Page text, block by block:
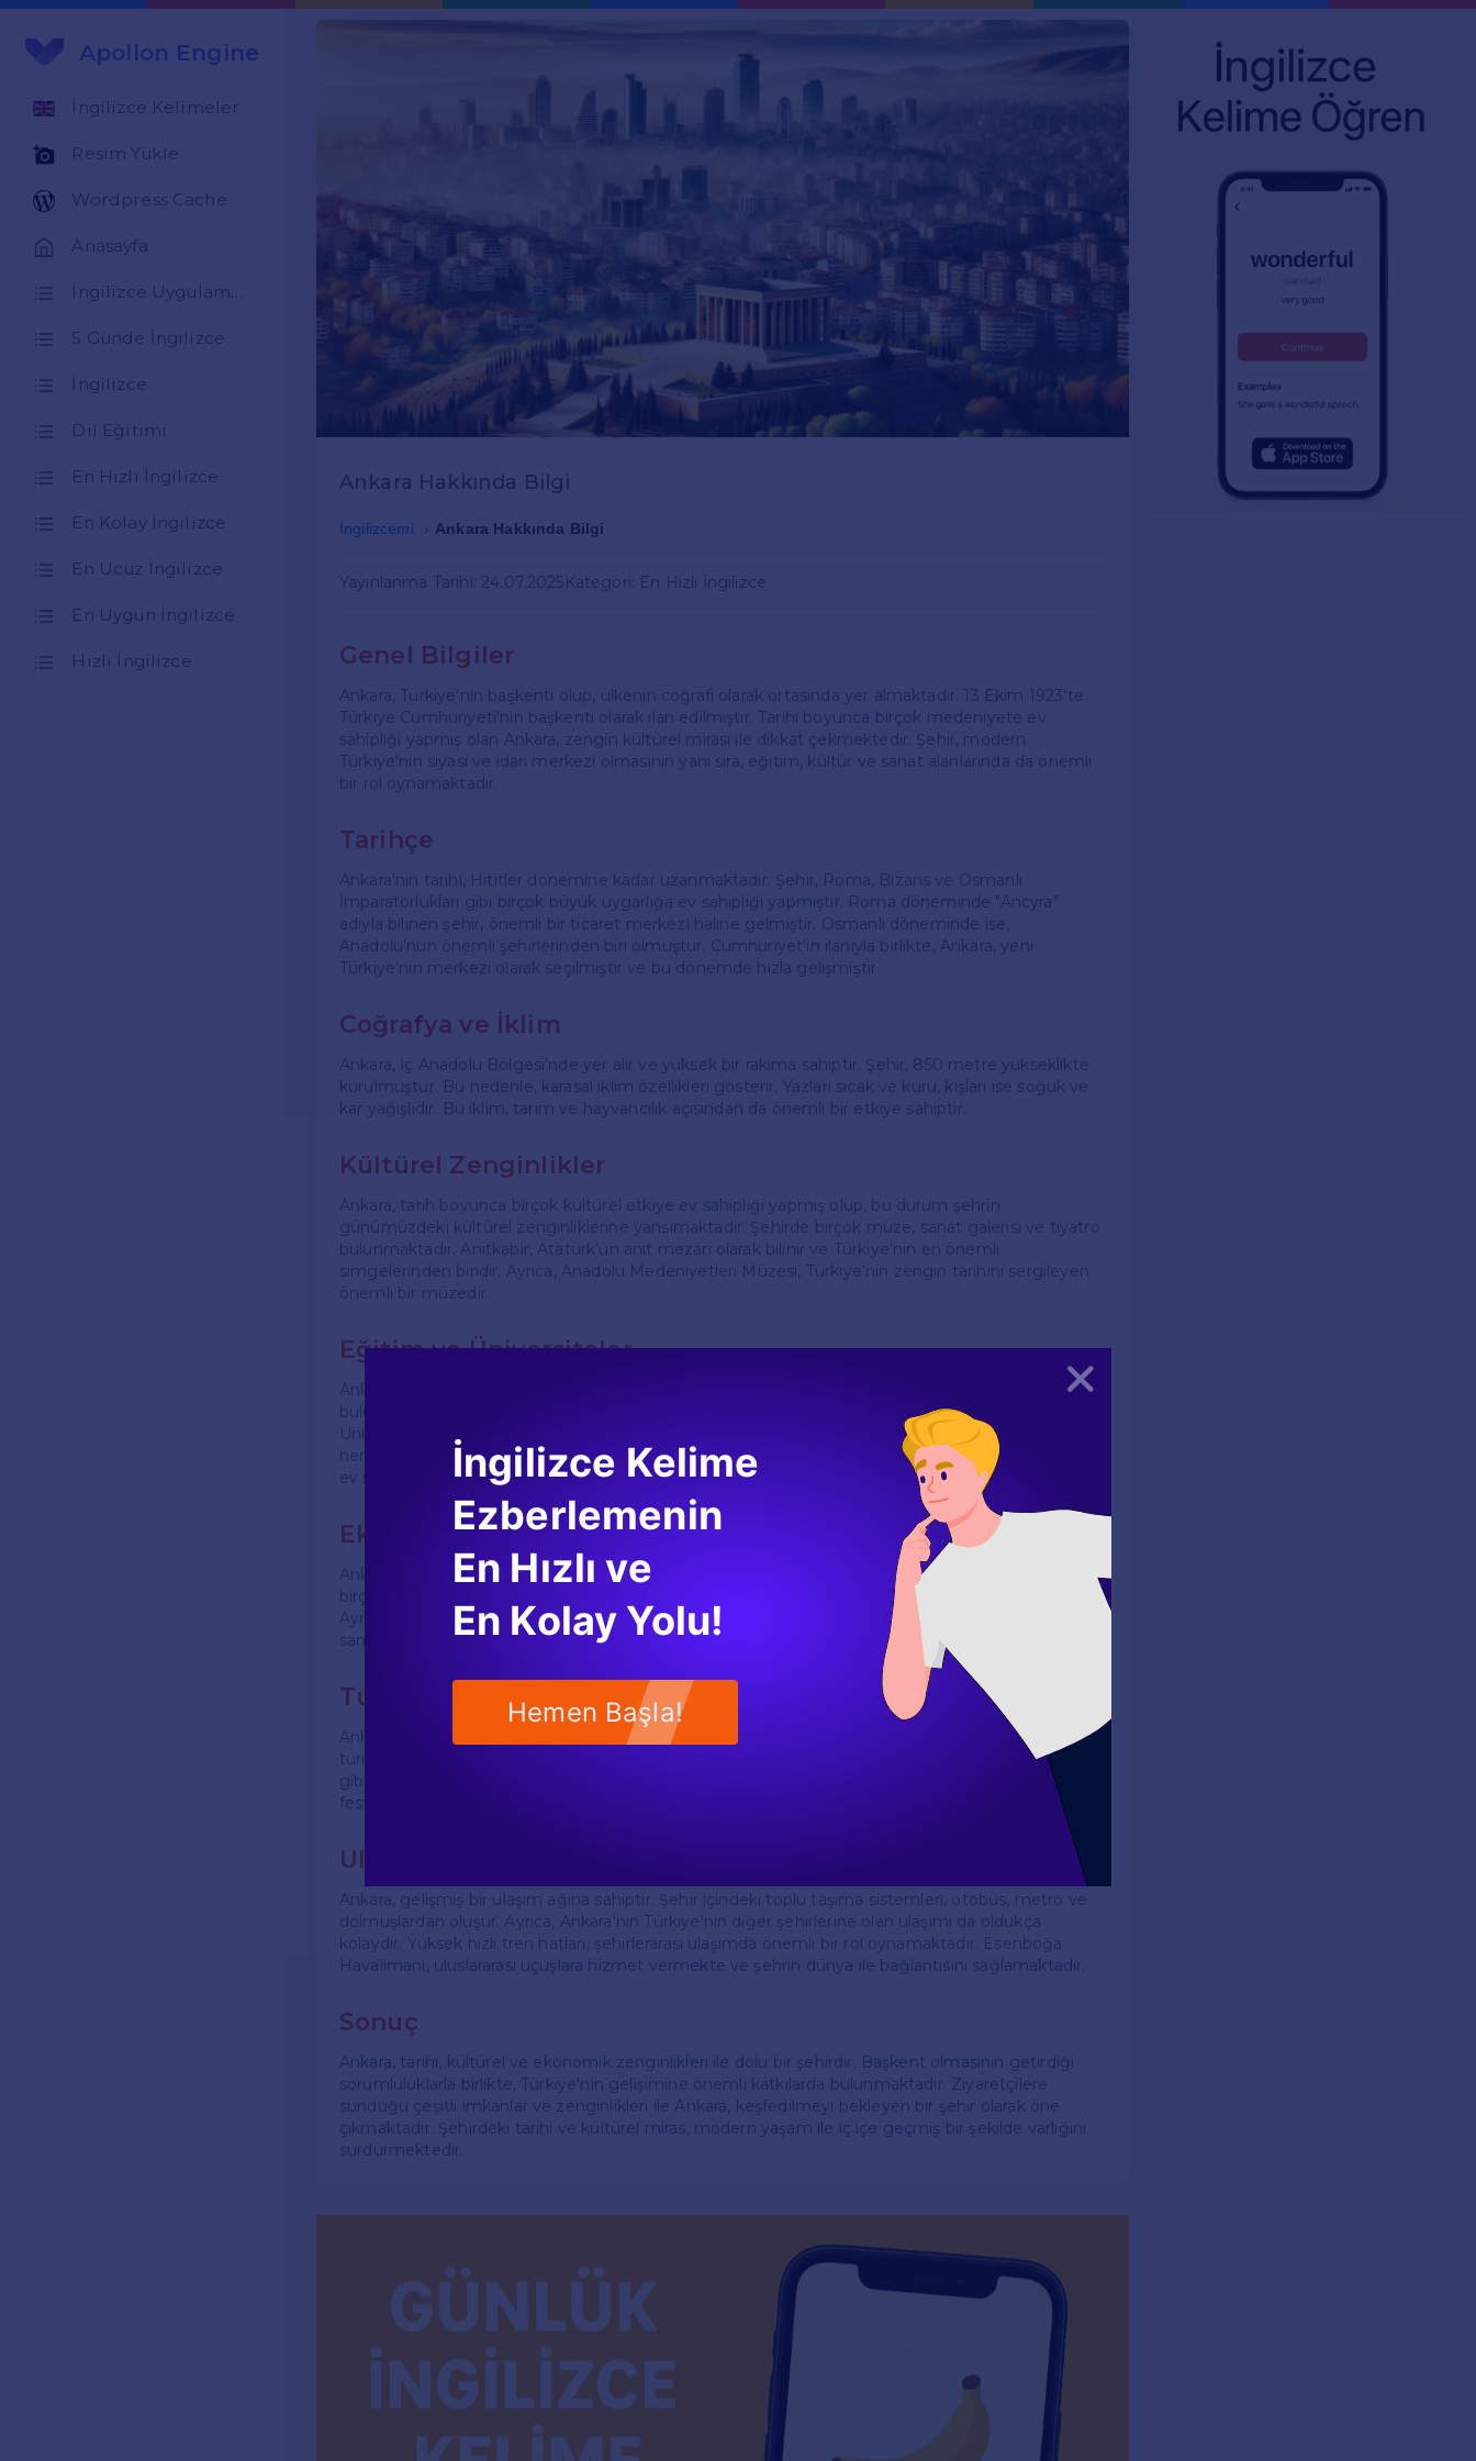
Apollon Engine
İngilizce Kelimeler
Resim Yükle
Wordpress Cache
Anasayfa
5 Günde İngilizce
İngilizce
Dil Eğitimi
En Hızlı İngilizce
En Kolay İngilizce
En Ucuz İngilizce
En Uygun İngilizce
Hızlı İngilizce
Ankara Hakkında Bilgi
İngilizcemi Ankara Hakkında Bilgi
Yayınlanma Tarihi: 24.07.2025 Kategori: En Hızlı İngilizce
Genel Bilgiler
Ankara, Türkiye'nin başkenti olup, ülkenin coğrafi olarak ortasında yer almaktadır. 13 Ekim 1923'te
Türkiye Cumhuriyeti'nin başkenti olarak ilan edilmiştir. Tarihi boyunca birçok medeniyete ev
sahipliği yapmış olan Ankara, zengin kültürel mirası ile dikkat çekmektedir. Şehir, modern
Türkiye'nin siyasi ve idari merkezi olmasının yanı sıra, eğitim, kültür ve sanat alanlarında da önemli
bir rol oynamaktadır.
Tarihçe
Ankara'nın tarihi, Hititler dönemine kadar uzanmaktadır. Şehir, Roma, Bizans ve Osmanlı
İmparatorlukları gibi birçok büyük uygarlığa ev sahipliği yapmıştır. Roma döneminde "Ancyra"
adıyla bilinen şehir, önemli bir ticaret merkezi haline gelmiştir. Osmanlı döneminde ise,
Anadolu'nun önemli şehirlerinden biri olmuştur. Cumhuriyet'in ilanıyla birlikte, Ankara, yeni
Türkiye'nin merkezi olarak seçilmiştir ve bu dönemde hızla gelişmiştir.
Coğrafya ve İklim
Ankara, İç Anadolu Bölgesi'nde yer alır ve yüksek bir rakıma sahiptir. Şehir, 850 metre yükseklikte
kurulmuştur. Bu nedenle, karasal iklim özellikleri gösterir. Yazları sıcak ve kuru, kışları ise soğuk ve
kar yağışlıdır. Bu iklim, tarım ve hayvancılık açısından da önemli bir etkiye sahiptir.
Kültürel Zenginlikler
Ankara, tarih boyunca birçok kültürel etkiye ev sahipliği yapmış olup, bu durum şehrin
günümüzdeki kültürel zenginliklerine yansımaktadır. Şehirde birçok müze, sanat galerisi ve tiyatro
bulunmaktadır. Anıtkabir, Atatürk’ün anıt mezarı olarak bilinir ve Türkiye’nin en önemli
simgelerinden biridir. Ayrıca, Anadolu Medeniyetleri Müzesi, Türkiye’nin zengin tarihini sergileyen
önemli bir müzedir.
Eğitim ve Üniversiteler
Ankara, Türkiye'nin en önemli eğitim merkezlerinden biridir. Şehirde birçok üniversite
bulunmaktadır. Orta Doğu Teknik Üniversitesi (ODTÜ), Hacettepe Üniversitesi ve Ankara
Üniversitesi gibi köklü kurumlar, yükseköğretim alanında önemli bir yere sahiptir. Bu üniversiteler,
hem Türkiye'den hem de yurtdışından birçok öğrenciye eğitim vermekte ve çeşitli araştırmalara
ev sahipliği yapmaktadır.
Ekonomi
Ankara'nın ekonomisi, tarım, sanayi ve hizmet sektörlerine dayanmaktadır. Şehir, aynı zamanda
birçok kamu kurumunun merkezi olduğu için, kamu sektörü de önemli bir istihdam kaynağıdır.
Ayrıca, son yıllarda teknoloji ve yazılım sektöründe de önemli gelişmeler yaşanmaktadır. Ankara,
sanayi tesisleri ve organize sanayi bölgeleri ile de dikkat çekmektedir.
Turizm
Ankara, turizm açısından da önemli bir şehirdir. Şehirdeki tarihi ve kültürel yapılar, yerli ve yabancı
turistlerin ilgisini çekmektedir. Anıtkabir, Atatürk Orman Çiftliği, Kocatepe Camii ve Roma Hamamı
gibi yerler, ziyaretçilerin mutlaka görmesi gereken noktalardandır. Ayrıca, şehirdeki çeşitli
festivaller ve etkinlikler, turizmi canlandırmakta ve ziyaretçilere çeşitli deneyimler sunmaktadır.
Ulaşım
Ankara, gelişmiş bir ulaşım ağına sahiptir. Şehir içindeki toplu taşıma sistemleri, otobüs, metro ve
dolmuşlardan oluşur. Ayrıca, Ankara'nın Türkiye'nin diğer şehirlerine olan ulaşımı da oldukça
kolaydır. Yüksek hızlı tren hatları, şehirlerarası ulaşımda önemli bir rol oynamaktadır. Esenboğa
Havalimanı, uluslararası uçuşlara hizmet vermekte ve şehrin dünya ile bağlantısını sağlamaktadır.
Sonuç
Ankara, tarihi, kültürel ve ekonomik zenginlikleri ile dolu bir şehirdir. Başkent olmasının getirdiği
sorumluluklarla birlikte, Türkiye'nin gelişimine önemli katkılarda bulunmaktadır. Ziyaretçilere
sunduğu çeşitli imkanlar ve zenginlikleri ile Ankara, keşfedilmeyi bekleyen bir şehir olarak öne
çıkmaktadır. Şehirdeki tarihi ve kültürel miras, modern yaşam ile iç içe geçmiş bir şekilde varlığını
sürdürmektedir.
Kapat
İngilizce Kelime
Ezberlemenin
En Hızlı ve
En Kolay Yolu!
Hemen Başla!